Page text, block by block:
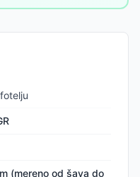
(mereno od šava do